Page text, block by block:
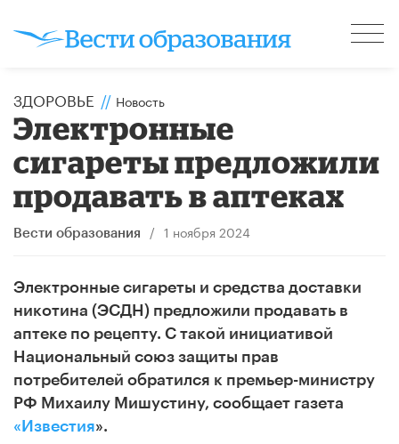
ЗДОРОВЬЕ // Новость
Электронные
сигареты предложили
продавать в аптеках
Вести образования / 1 ноября 2024
Электронные сигареты и средства доставки
никотина (ЭСДН) предложили продавать в
аптеке по рецепту. С такой инициативой
Национальный союз защиты прав
потребителей обратился к премьер-министру
РФ Михаилу Мишустину, сообщает газета
«Известия».